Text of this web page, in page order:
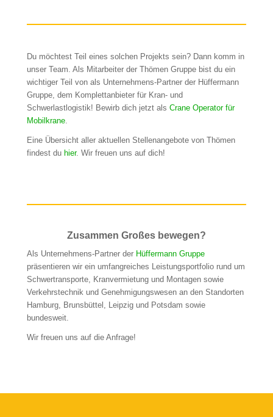
Du möchtest Teil eines solchen Projekts sein? Dann komm in
unser Team. Als Mitarbeiter der Thömen Gruppe bist du ein
wichtiger Teil von als Unternehmens-Partner der Hüffermann
Gruppe, dem Komplettanbieter für Kran- und
Schwerlastlogistik! Bewirb dich jetzt als Crane Operator für
Mobilkrane.
Eine Übersicht aller aktuellen Stellenangebote von Thömen
findest du hier. Wir freuen uns auf dich!
Zusammen Großes bewegen?
Als Unternehmens-Partner der Hüffermann Gruppe
präsentieren wir ein umfangreiches Leistungsportfolio rund um
Schwertransporte, Kranvermietung und Montagen sowie
Verkehrstechnik und Genehmigungswesen an den Standorten
Hamburg, Brunsbüttel, Leipzig und Potsdam sowie
bundesweit.
Wir freuen uns auf die Anfrage!